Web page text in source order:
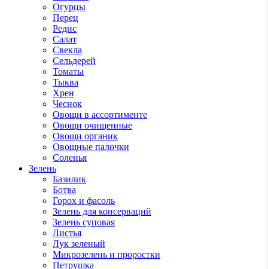
Огурцы
Перец
Редис
Салат
Свекла
Сельдерей
Томаты
Тыква
Хрен
Чеснок
Овощи в ассортименте
Овощи очищенные
Овощи органик
Овощные палочки
Соленья
Зелень
Базилик
Ботва
Горох и фасоль
Зелень для консерваций
Зелень суповая
Листья
Лук зеленый
Микрозелень и проростки
Петрушка